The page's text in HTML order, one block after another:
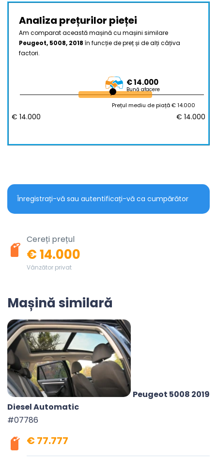
Analiza prețurilor pieței
Am comparat această mașină cu mașini similare
Peugeot, 5008, 2018 în funcție de preț și de alți câțiva
factori.
€ 14.000
Bună afacere
Prețul mediu de piață € 14.000
€ 14.000 € 14.000
Înregistrați-vă sau autentificați-vă ca cumpărător
Cereți prețul
€ 14.000
Vânzător privat
Mașină similară
Peugeot 5008 2019
Diesel Automatic
#07786
€ 77.777